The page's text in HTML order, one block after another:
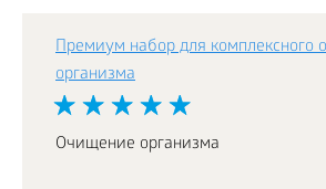
Премиум набор для комплексного
организма
Очищение организма